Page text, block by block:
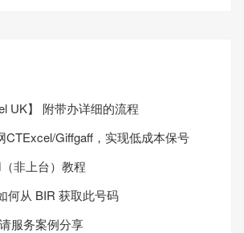
UK】 附带办详细的流程
CTExcel/Giffgaff，实现低成本保号
非上台）教程
何从 BIR 获取此号码
服务案例分享